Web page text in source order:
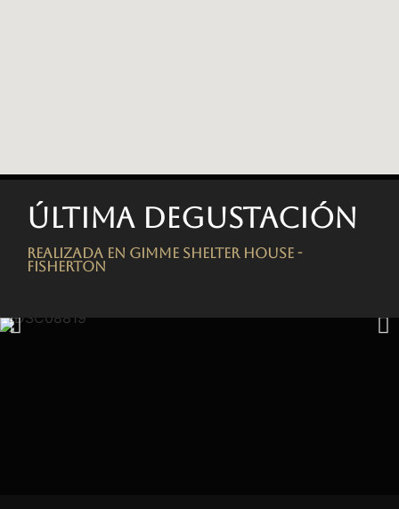
Última degustación
Realizada en Gimme Shelter House -
FISHERTON